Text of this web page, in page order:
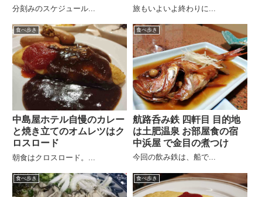
分刻みのスケジュール... 旅もいよいよ終わりに...
食べ歩き
中島屋ホテル自慢のカレー
と焼き立てのオムレツはク
ロスロード
朝食はクロスロード。...
食べ歩き
航路呑み鉄 四軒目 目的地
は土肥温泉 お部屋食の宿
中浜屋 で金目の煮つけ
今回の飲み鉄は、船で...
食べ歩き 食べ歩き